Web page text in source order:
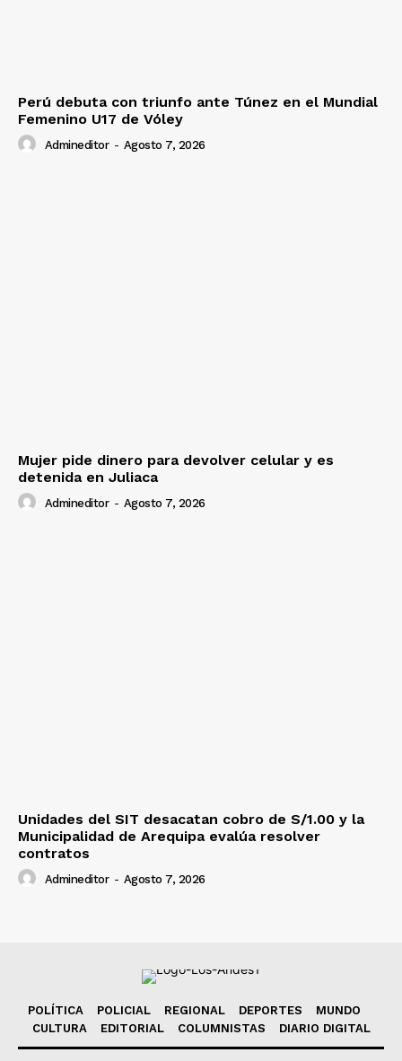
Perú debuta con triunfo ante Túnez en el Mundial
Femenino U17 de Vóley
Admineditor - Agosto 7, 2026
Mujer pide dinero para devolver celular y es
detenida en Juliaca
Admineditor - Agosto 7, 2026
Unidades del SIT desacatan cobro de S/1.00 y la
Municipalidad de Arequipa evalúa resolver
contratos
Admineditor - Agosto 7, 2026
POLÍTICA POLICIAL REGIONAL DEPORTES
MUNDO
CULTURA
EDITORIAL COLUMNISTAS DIARIO DIGITAL